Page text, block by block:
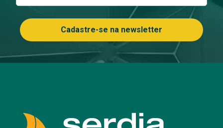
Cadastre-se na newsletter